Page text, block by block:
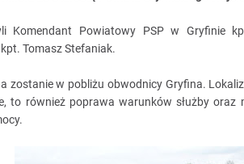
Komendant Powiatowy PSP w Gryfinie
Tomasz Stefaniak.
zostanie w pobliżu obwodnicy Gryfina.
to również poprawa warunków służby